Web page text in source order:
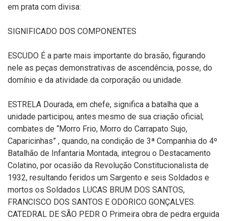
em prata com divisa:
SIGNIFICADO DOS COMPONENTES
ESCUDO É a parte mais importante do brasão, figurando
nele as peças demonstrativas de ascendência, posse, do
domínio e da atividade da corporação ou unidade.
ESTRELA Dourada, em chefe, significa a batalha que a
unidade participou, antes mesmo de sua criação oficial;
combates de “Morro Frio, Morro do Carrapato Sujo,
Caparicinhas” , quando, na condição de 3ª Companhia do 4º
Batalhão de Infantaria Montada, integrou o Destacamento
Colatino, por ocasião da Revolução Constitucionalista de
1932, resultando feridos um Sargento e seis Soldados e
mortos os Soldados LUCAS BRUM DOS SANTOS,
FRANCISCO DOS SANTOS E ODORICO GONÇALVES.
CATEDRAL DE SÃO PEDR O Primeira obra de pedra erguida